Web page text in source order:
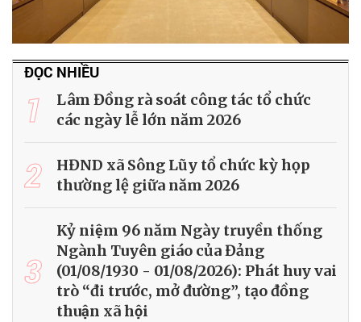
ĐỌC NHIỀU
1
Lâm Đồng rà soát công tác tổ chức
các ngày lễ lớn năm 2026
2
HĐND xã Sông Lũy tổ chức kỳ họp
thường lệ giữa năm 2026
3
Kỷ niệm 96 năm Ngày truyền thống
Ngành Tuyên giáo của Đảng
(01/08/1930 - 01/08/2026): Phát huy vai
trò “đi trước, mở đường”, tạo đồng
thuận xã hội